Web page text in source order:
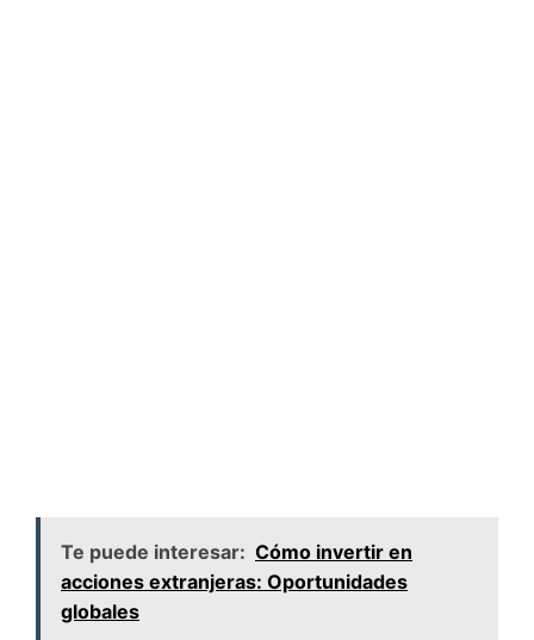
Te puede interesar: Cómo invertir en
acciones extranjeras: Oportunidades
globales